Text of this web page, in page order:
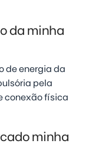
da minha
de energia da
pela
conexão física
minha